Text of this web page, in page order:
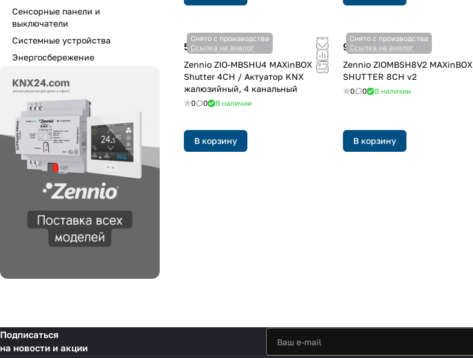
Снято с производства
Ссылка на аналог
59 456 руб.
Zennio ZIO-MBSHU4 MAXinBOX
Shutter 4CH / Актуатор KNX
жалюзийный, 4 канальный
0 0 В наличии
В корзину
Снято с производства
Ссылка на аналог
93 899 руб.
Zennio ZIOMBSH8V2 MAXinBOX
SHUTTER 8CH v2
0 0 В наличии
В корзину
Сенсорные панели и
выключатели
Системные устройства
Энергосбережение
Подписаться
на новости и акции